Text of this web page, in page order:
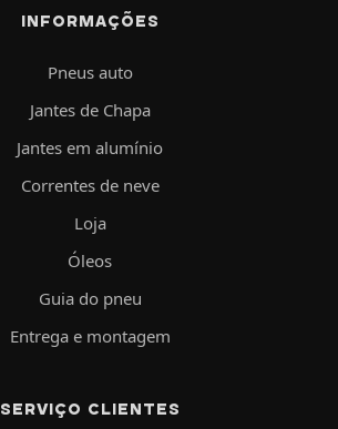
INFORMAÇÕES
Pneus auto
Jantes de Chapa
Jantes em alumínio
Correntes de neve
Loja
Óleos
Guia do pneu
Entrega e montagem
SERVIÇO CLIENTES